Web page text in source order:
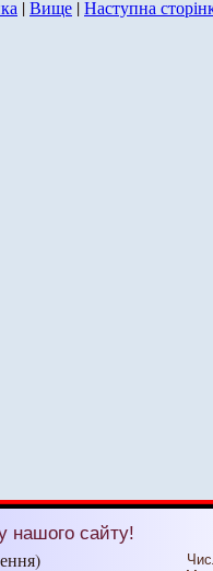
|Вище |Наступна
нашого сайту!